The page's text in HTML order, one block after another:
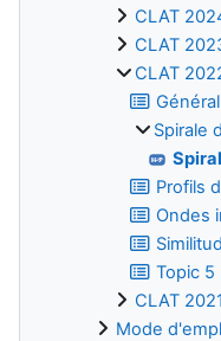
CLAT
CLAT
CLAT
Spirale
Profils
Ondes
Topic 5
CLAT 2021
Mode